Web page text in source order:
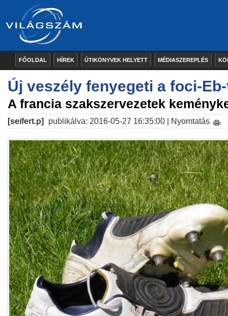
FŐOLDAL HÍREK ÚTIKÖNYVEK HELYETT MÉDIASZEREPLÉS
Új veszély fenyegeti a foci-
A francia szakszervezetek
[seifert.p] publikálva: 2016-05-27 16:35:00 | Nyomtatás